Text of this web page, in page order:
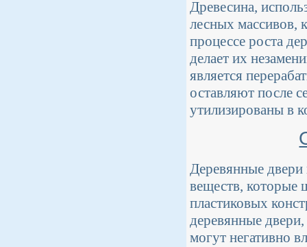
Древесина,
лесных массивов,
процессе роста
делает их
является
оставляют после
утилизированы в
Деревянные двери
веществ, которые
пластиковых
деревянные
могут негативно